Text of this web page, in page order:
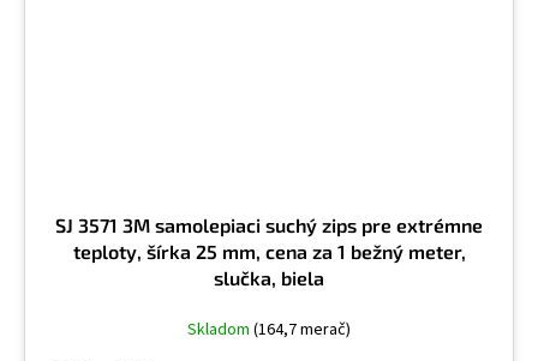
SJ 3571 3M samolepiaci suchý zips pre extrémne
teploty, šírka 25 mm, cena za 1 bežný meter,
slučka, biela
Skladom (164,7 merač)